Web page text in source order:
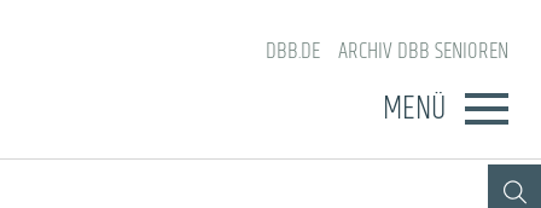
DBB.DE ARCHIV DBB SENIOREN
MENÜ